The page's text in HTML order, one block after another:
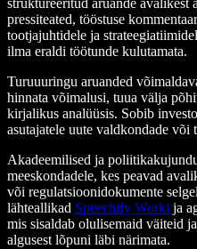
struktureeritud aruande
pressiteated, tööstuse
tootjajuhtidele ja
ilma eraldi töötunde kulutamata.
Turuuuringu aruanded
hinnata võimalusi, tuua välja
kirjalikus analüüsis. Sobib
asutajatele uute valdkondade või
Akadeemilised ja
meeskondadele, kes peavad
või regulatsioonidokumente
lähteallikad Speechify Worki ja
mis sisaldab olulisemaid väiteid
algusest lõpuni läbi närimata.